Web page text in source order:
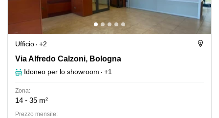
Ufficio
+2
Via Alfredo Calzoni 1/3, Bologna
Via Alfredo Calzoni, Bologna
Idoneo per lo showroom +1
Zona:
14 - 35 m²
Prezzo mensile: